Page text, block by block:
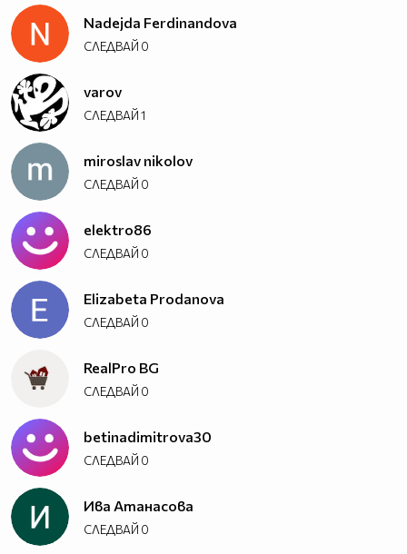
Nadejda Ferdinandova
СЛЕДВАЙ 0
varov
СЛЕДВАЙ1
miroslav nikolov
СЛЕДВАЙ 0
elektro86
СЛЕДВАЙ 0
Elizabeta Prodanova
СЛЕДВАЙ 0
RealPro BG
СЛЕДВАЙ 0
betinadimitrova30
СЛЕДВАЙ 0
Ива Атанасова
СЛЕДВАЙ 0